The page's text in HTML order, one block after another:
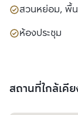
สวนหย่อม, พื้
ห้องประชุม
สถานที่ใกล้เคี